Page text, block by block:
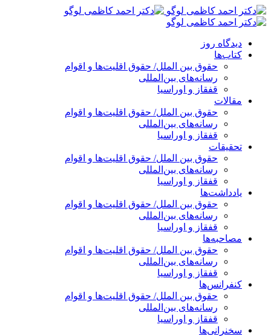
پرش
به
دیدگاه روز
کتاب‌ها
حقوق بین الملل/ حقوق اقلیت‌ها و اقوام
رسانه‌های بین‌المللی
قفقاز و اوراسیا
مقالات
حقوق بین الملل/ حقوق اقلیت‌ها و اقوام
رسانه‌های بین‌المللی
قفقاز و اوراسیا
تحقیقات
حقوق بین الملل/ حقوق اقلیت‌ها و اقوام
رسانه‌های بین‌المللی
قفقاز و اوراسیا
یادداشت‌ها
حقوق بین الملل/ حقوق اقلیت‌ها و اقوام
رسانه‌های بین‌المللی
قفقاز و اوراسیا
مصاحبه‌ها
حقوق بین الملل/ حقوق اقلیت‌ها و اقوام
رسانه‌های بین‌المللی
قفقاز و اوراسیا
کنفرانس‌ها
حقوق بین الملل/ حقوق اقلیت‌ها و اقوام
رسانه‌های بین‌المللی
قفقاز و اوراسیا
سخنرانی‌ها